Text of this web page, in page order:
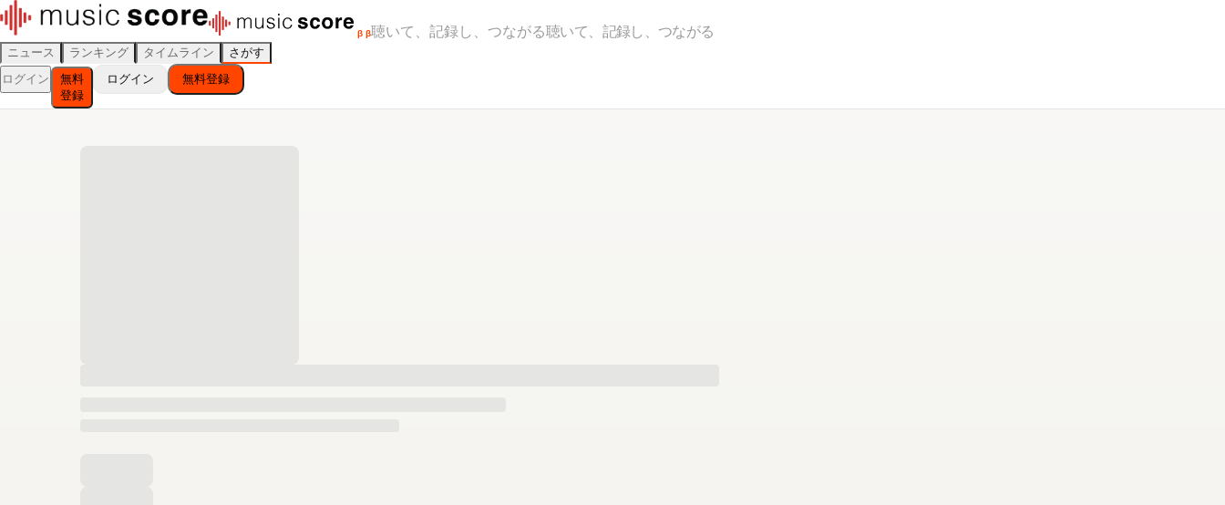
β β聴いて、記録し、つながる聴いて、記録し、つながる
ニュース ランキング タイムライン
さがす
ログイン
無料
登録
ログイン 無料登録